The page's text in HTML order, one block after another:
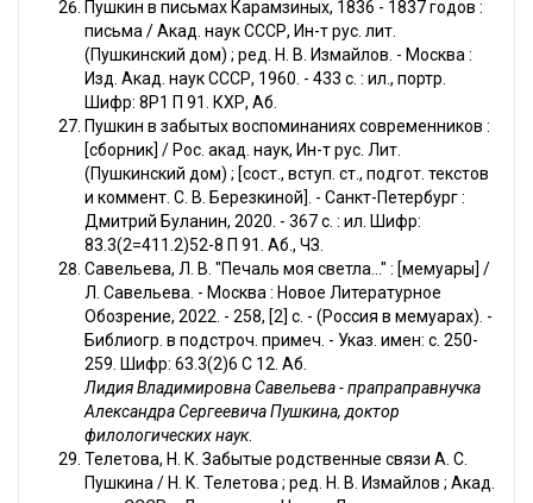
Пушкин в письмах Карамзиных, 1836 - 1837 годов :
письма / Акад. наук CCCР, Ин-т рус. лит.
(Пушкинский дом) ; ред. Н. В. Измайлов. - Москва :
Изд. Акад. наук СССР, 1960. - 433 с. : ил., портр.
Шифр: 8Р1 П 91. КХР, Аб.
Пушкин в забытых воспоминаниях современников :
[сборник] / Рос. акад. наук, Ин-т рус. Лит.
(Пушкинский дом) ; [сост., вступ. ст., подгот. текстов
и коммент. С. В. Березкиной]. - Санкт-Петербург :
Дмитрий Буланин, 2020. - 367 с. : ил. Шифр:
83.3(2=411.2)52-8 П 91. Аб., ЧЗ.
Савельева, Л. В. "Печаль моя светла..." : [мемуары] /
Л. Савельева. - Москва : Новое Литературное
Обозрение, 2022. - 258, [2] с. - (Россия в мемуарах). -
Библиогр. в подстроч. примеч. - Указ. имен: с. 250-
259. Шифр: 63.3(2)6 С 12. Аб.
Лидия Владимировна Савельева - прапраправнучка
Александра Сергеевича Пушкина, доктор
филологических наук.
Телетова, Н. К. Забытые родственные связи А. С.
Пушкина / Н. К. Телетова ; ред. Н. В. Измайлов ; Акад.